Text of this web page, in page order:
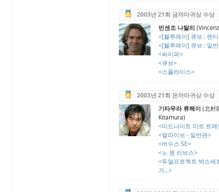
2003년 21회 금까마귀상 수상
빈센조 나탈리
<[블루레이] 큐브 : 렌
<[블루레이] 큐브 : 일
<싸이퍼>
<큐브>
<스플라이스>
2003년 21회 은까마귀상 수상
기타무라 류헤이 (北村
Kitamura)
<미드나이트 미트 트
<얼라이브 - 일반판>
<버수스 SE>
<노 원 리브스>
<듀얼프로젝트 박스세
가...>